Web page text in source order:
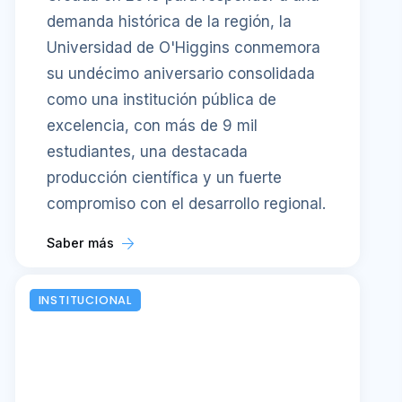
demanda histórica de la región, la
Universidad de O'Higgins conmemora
su undécimo aniversario consolidada
como una institución pública de
excelencia, con más de 9 mil
estudiantes, una destacada
producción científica y un fuerte
compromiso con el desarrollo regional.
Saber más
INSTITUCIONAL